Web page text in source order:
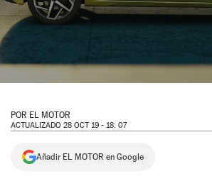
NEWSLETTER
SÍGUENOS
POR EL MOTOR
ACTUALIZADO 28 OCT 19 - 18: 07
Añadir EL MOTOR en Google